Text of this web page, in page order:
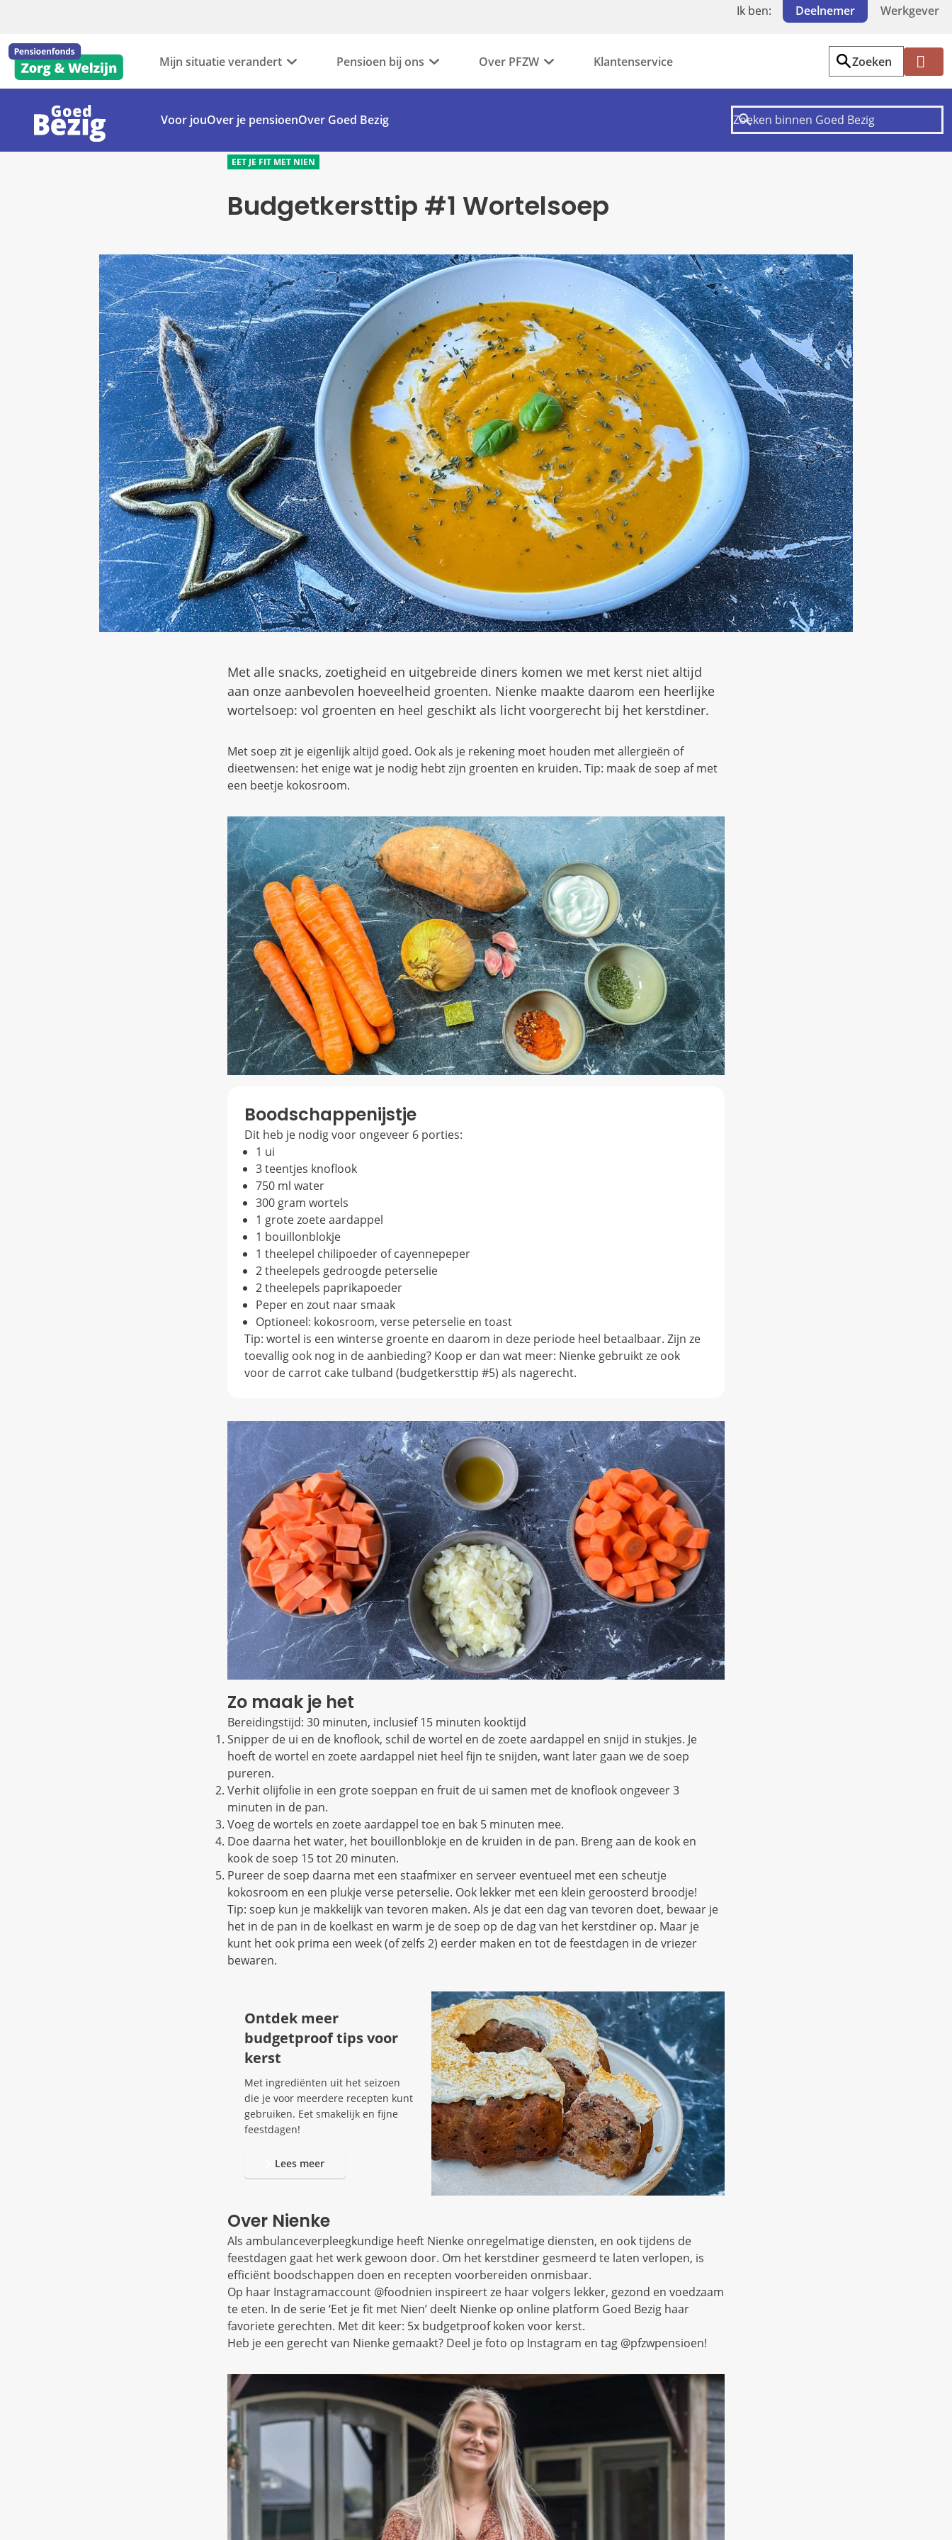
Ik ben: Deelnemer Werkgever
Mijn situatie verandert Pensioen bij ons Over PFZW Klantenservice
Zoeken
Mi
PF
Voor jouOver je pensioenOver Goed Bezig
EET JE FIT MET NIEN
Budgetkersttip #1 Wortelsoep
Met alle snacks, zoetigheid en uitgebreide diners komen we met kerst niet altijd
aan onze aanbevolen hoeveelheid groenten. Nienke maakte daarom een heerlijke
wortelsoep: vol groenten en heel geschikt als licht voorgerecht bij het kerstdiner.
Met soep zit je eigenlijk altijd goed. Ook als je rekening moet houden met allergieën of
dieetwensen: het enige wat je nodig hebt zijn groenten en kruiden. Tip: maak de soep af met
een beetje kokosroom.
Boodschappenijstje
Dit heb je nodig voor ongeveer 6 porties:
1 ui
3 teentjes knoflook
750 ml water
300 gram wortels
1 grote zoete aardappel
1 bouillonblokje
1 theelepel chilipoeder of cayennepeper
2 theelepels gedroogde peterselie
2 theelepels paprikapoeder
Peper en zout naar smaak
Optioneel: kokosroom, verse peterselie en toast
Tip: wortel is een winterse groente en daarom in deze periode heel betaalbaar. Zijn ze
toevallig ook nog in de aanbieding? Koop er dan wat meer: Nienke gebruikt ze ook
voor de carrot cake tulband (budgetkersttip #5) als nagerecht.
Zo maak je het
Bereidingstijd: 30 minuten, inclusief 15 minuten kooktijd
Snipper de ui en de knoflook, schil de wortel en de zoete aardappel en snijd in stukjes. Je
hoeft de wortel en zoete aardappel niet heel fijn te snijden, want later gaan we de soep
pureren.
Verhit olijfolie in een grote soeppan en fruit de ui samen met de knoflook ongeveer 3
minuten in de pan.
Voeg de wortels en zoete aardappel toe en bak 5 minuten mee.
Doe daarna het water, het bouillonblokje en de kruiden in de pan. Breng aan de kook en
kook de soep 15 tot 20 minuten.
Pureer de soep daarna met een staafmixer en serveer eventueel met een scheutje
kokosroom en een plukje verse peterselie. Ook lekker met een klein geroosterd broodje!
Tip: soep kun je makkelijk van tevoren maken. Als je dat een dag van tevoren doet, bewaar je
het in de pan in de koelkast en warm je de soep op de dag van het kerstdiner op. Maar je
kunt het ook prima een week (of zelfs 2) eerder maken en tot de feestdagen in de vriezer
bewaren.
Ontdek meer
budgetproof tips voor
kerst
Met ingrediënten uit het seizoen
die je voor meerdere recepten kunt
gebruiken. Eet smakelijk en fijne
feestdagen!
Lees meer
Over Nienke
Als ambulanceverpleegkundige heeft Nienke onregelmatige diensten, en ook tijdens de
feestdagen gaat het werk gewoon door. Om het kerstdiner gesmeerd te laten verlopen, is
efficiënt boodschappen doen en recepten voorbereiden onmisbaar.
Op haar Instagramaccount @foodnien inspireert ze haar volgers lekker, gezond en voedzaam
te eten. In de serie ‘Eet je fit met Nien’ deelt Nienke op online platform Goed Bezig haar
favoriete gerechten. Met dit keer: 5x budgetproof koken voor kerst.
Heb je een gerecht van Nienke gemaakt? Deel je foto op Instagram en tag @pfzwpensioen!